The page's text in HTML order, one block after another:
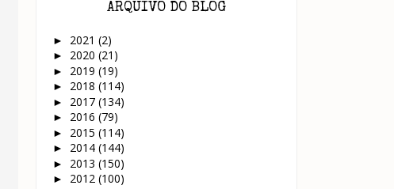
ARQUIVO DO BLOG
► 2021 (2)
► 2020 (21)
► 2019 (19)
► 2018 (114)
► 2017 (134)
► 2016 (79)
► 2015 (114)
► 2014 (144)
► 2013 (150)
► 2012 (100)